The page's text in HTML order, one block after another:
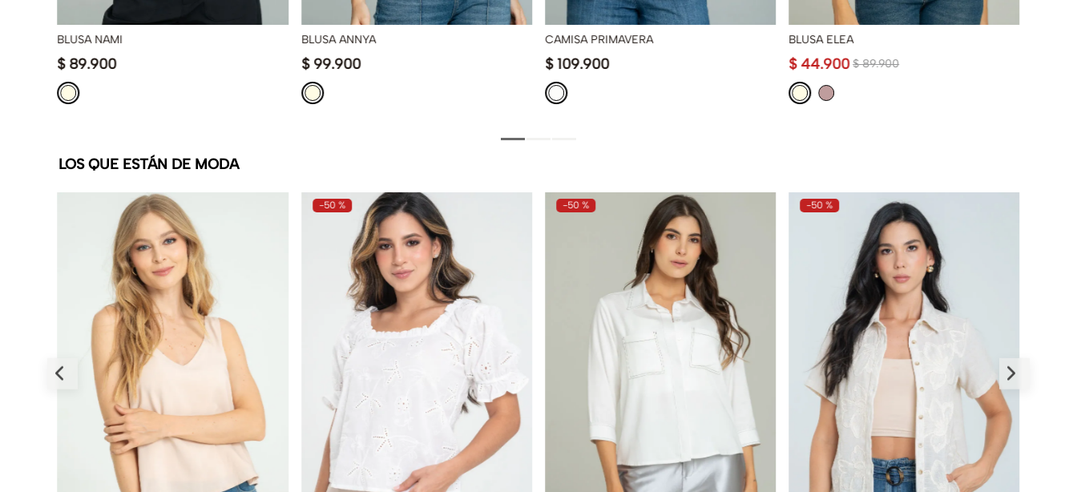
BLUSA NAMI
$ 89.900
BLUSA ANNYA
$ 99.900
CAMISA PRIMAVERA
$ 109.900
BLUSA ELEA
$ 89.900
$ 44.900
LOS QUE ESTÁN DE MODA
-50 % -50 % -50 %